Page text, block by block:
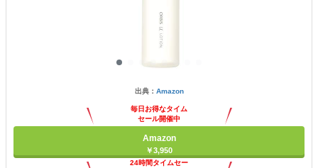
出典： Amazon
毎日お得なタイム
セール開催中
Amazon
￥3,950
24時間タイムセー